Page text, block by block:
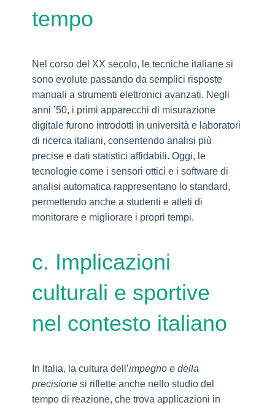
tempo
Nel corso del XX secolo, le tecniche italiane si
sono evolute passando da semplici risposte
manuali a strumenti elettronici avanzati. Negli
anni ’50, i primi apparecchi di misurazione
digitale furono introdotti in università e laboratori
di ricerca italiani, consentendo analisi più
precise e dati statistici affidabili. Oggi, le
tecnologie come i sensori ottici e i software di
analisi automatica rappresentano lo standard,
permettendo anche a studenti e atleti di
monitorare e migliorare i propri tempi.
c. Implicazioni
culturali e sportive
nel contesto italiano
In Italia, la cultura dell’impegno e della
precisione si riflette anche nello studio del
tempo di reazione, che trova applicazioni in